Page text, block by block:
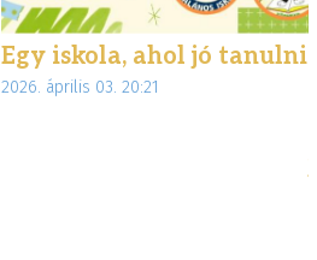
Egy iskola, ahol jó tanulni
2026. április 03. 20:21